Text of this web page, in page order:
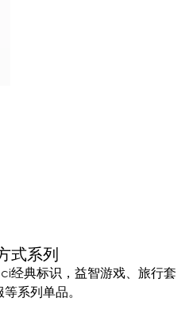
式系列
经典标识，益智游戏、旅行套
系列单品。